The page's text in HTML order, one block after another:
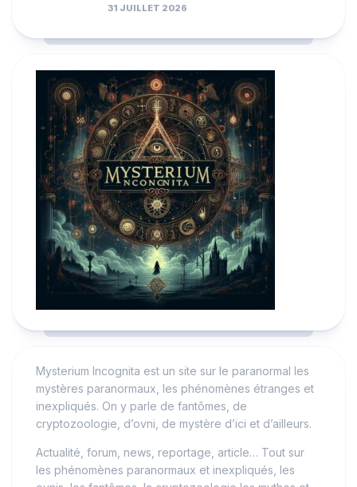
31 JUILLET 2026
Mysterium Incognita est un site sur le paranormal les
mystères paranormaux, les phénomènes étranges et
inexpliqués. On y parle de fantômes, de
cryptozoologie, d’ovni, de mystère d’ici et d’ailleurs.
Actualité, forum, news, reportage, article… Tout sur
les phénomènes paranormaux et inexpliqués, les